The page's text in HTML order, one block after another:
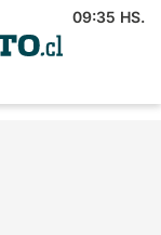
09:35 HS.